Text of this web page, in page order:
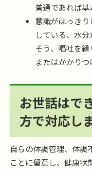
普通であれば基
意識がはっき
している、水
そう、嘔吐を繰
またはかかり
お世話はで
方で対応し
自らの体調管理、体調
ことに留意し、健康状